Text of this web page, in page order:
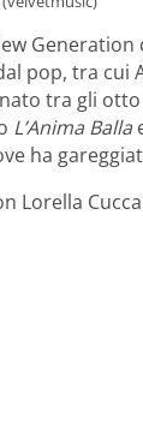
Generation
pop, tra cui
tra gli
L’Anima Balla
ha
Lorella